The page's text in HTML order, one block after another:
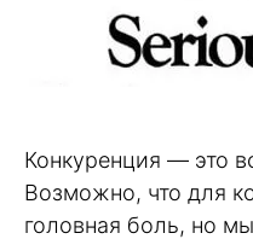
Конкуренция — это
Возможно, что для
головная боль, но